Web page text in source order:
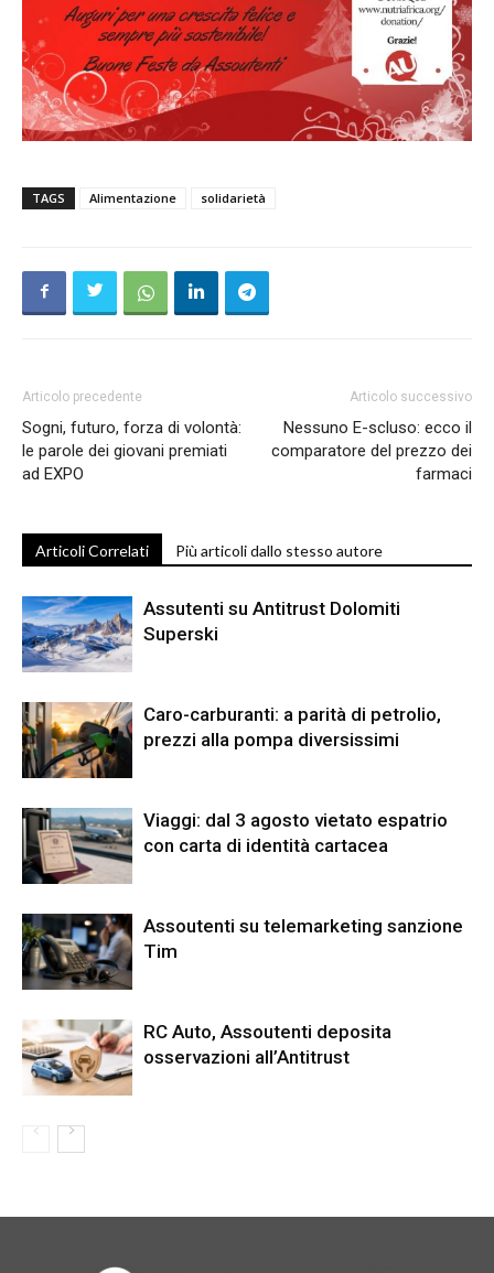
TAGS Alimentazione solidarietà
Articolo precedente
Sogni, futuro, forza di volontà:
le parole dei giovani premiati
ad EXPO
Articolo successivo
Nessuno E-scluso: ecco il
comparatore del prezzo dei
farmaci
Articoli Correlati Più articoli dallo stesso autore
Assutenti su Antitrust Dolomiti
Superski
Caro-carburanti: a parità di petrolio,
prezzi alla pompa diversissimi
Viaggi: dal 3 agosto vietato espatrio
con carta di identità cartacea
Assoutenti su telemarketing sanzione
Tim
RC Auto, Assoutenti deposita
osservazioni all’Antitrust